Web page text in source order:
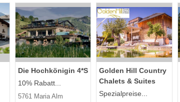
Die Hochkönigin 4*S
10% Rabatt...
5761 Maria Alm
Golden Hill Country
Chalets & Suites
Spezialpreise...